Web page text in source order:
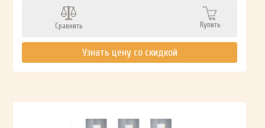
Сравнить Купить
Узнать цену со скидкой